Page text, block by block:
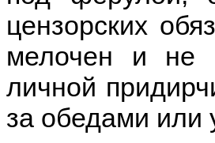
цензорских
мелочен и не
личной
за обедами или